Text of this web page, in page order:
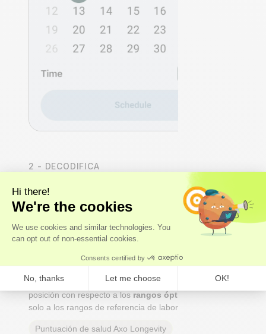
2 - DECODIFICA
Accede a tus insights de
salud
, y no solo algoritmos, realizan un
análisis integral del organismo que abarca los sistemas
cardiovascular, hormonal, metabólico e inmunitario.
Recibirás unapuntuación de salud Axo Longevity
de cada marcador: su significado, su importancia y tu
posición con respecto a los rangos óptimos reales
solo a los rangos de referencia de laboratorio.
Puntuación de salud Axo Longevity